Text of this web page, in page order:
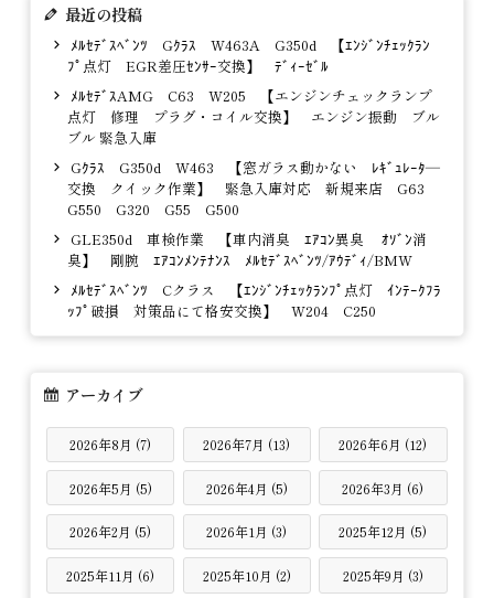
最近の投稿
ﾒﾙｾﾃﾞｽﾍﾞﾝﾂ Gｸﾗｽ W463A G350d 【ｴﾝｼﾞﾝﾁｪｯｸﾗﾝ
ﾌﾟ点灯 EGR差圧ｾﾝｻｰ交換】 ﾃﾞｨｰｾﾞﾙ
ﾒﾙｾﾃﾞｽAMG C63 W205 【エンジンチェックランプ
点灯 修理 プラグ・コイル交換】 エンジン振動 ブル
ブル 緊急入庫
Gｸﾗｽ G350d W463 【窓ガラス動かない ﾚｷﾞｭﾚｰﾀ―
交換 クイック作業】 緊急入庫対応 新規来店 G63
G550 G320 G55 G500
GLE350d 車検作業 【車内消臭 ｴｱｺﾝ異臭 ｵｿﾞﾝ消
臭】 剛腕 ｴｱｺﾝﾒﾝﾃﾅﾝｽ ﾒﾙｾﾃﾞｽﾍﾞﾝﾂ/ｱｳﾃﾞｨ/BMW
ﾒﾙｾﾃﾞｽﾍﾞﾝﾂ Cクラス 【ｴﾝｼﾞﾝﾁｪｯｸﾗﾝﾌﾟ点灯 ｲﾝﾃｰｸﾌﾗ
ｯﾌﾟ破損 対策品にて格安交換】 W204 C250
アーカイブ
2026年8月 (7) 2026年7月 (13) 2026年6月 (12)
2026年5月 (5) 2026年4月 (5) 2026年3月 (6)
2026年2月 (5) 2026年1月 (3) 2025年12月 (5)
2025年11月 (6) 2025年10月 (2) 2025年9月 (3)